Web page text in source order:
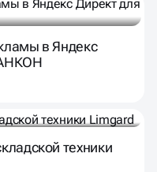
в Яндекс
техники